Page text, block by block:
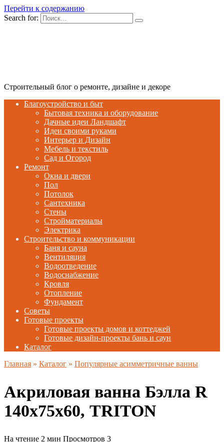
Перейти к содержанию
Search for:
Строительный блог о ремонте, дизайне и декоре
Благоустройство и быт
Бытовая техника и оборудование
Дачные идеи Ландшафт
Идеи своими руками
Интерьер и Дизайн
Мебель и текстиль
Сад и Огород
Ремонт
Окна и двери
Пол
Потолок
Сантехника
Стены
Стройматериалы
Электрика
Строительство и коммуникации
Баня и сауна
Вентиляция
Водоотведение
Водоснабжение
Кровля
Отопление
Фундамент
Советы
Готовые проекты
Готовые проекты домов и коттеджей
Готовые дизайн-проекты бань и саун
Каталог
Главная » Каталог » Популярные асимметричные ванны
Акриловая ванна Бэлла R
140х75х60, TRITON
На чтение 2 мин Просмотров 3